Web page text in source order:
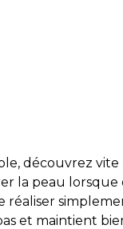
découvrez
la peau
réaliser
et maintient